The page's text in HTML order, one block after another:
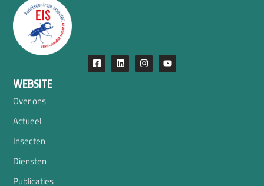
WEBSITE
Over ons
Actueel
Insecten
Diensten
Publicaties